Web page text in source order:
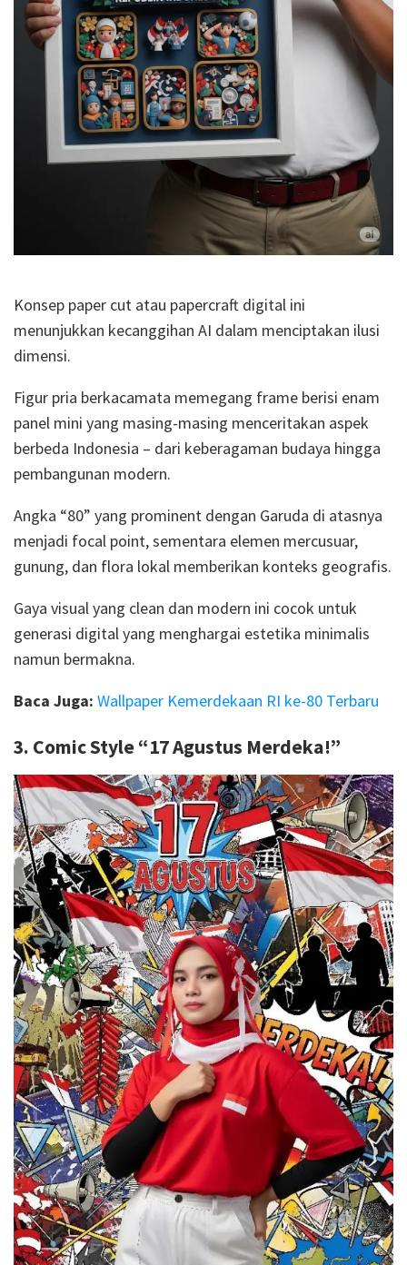
Konsep paper cut atau papercraft digital ini
menunjukkan kecanggihan AI dalam menciptakan ilusi
dimensi.
Figur pria berkacamata memegang frame berisi enam
panel mini yang masing-masing menceritakan aspek
berbeda Indonesia – dari keberagaman budaya hingga
pembangunan modern.
Angka “80” yang prominent dengan Garuda di atasnya
menjadi focal point, sementara elemen mercusuar,
gunung, dan flora lokal memberikan konteks geografis.
Gaya visual yang clean dan modern ini cocok untuk
generasi digital yang menghargai estetika minimalis
namun bermakna.
Baca Juga: Wallpaper Kemerdekaan RI ke-80 Terbaru
3. Comic Style “17 Agustus Merdeka!”